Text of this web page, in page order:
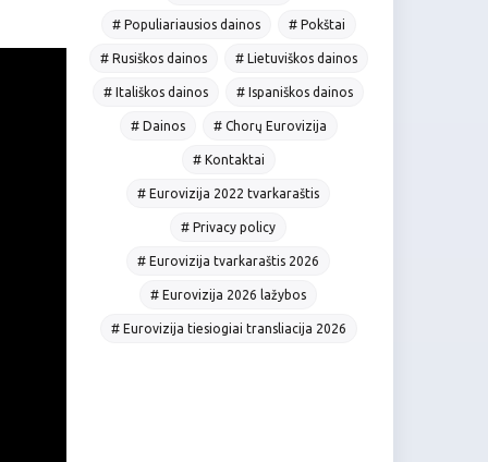
# Populiariausios dainos # Pokštai
# Rusiškos dainos # Lietuviškos dainos
# Itališkos dainos # Ispaniškos dainos
# Dainos # Chorų Eurovizija
# Kontaktai
# Eurovizija 2022 tvarkaraštis
# Privacy policy
# Eurovizija tvarkaraštis 2026
# Eurovizija 2026 lažybos
# Eurovizija tiesiogiai transliacija 2026